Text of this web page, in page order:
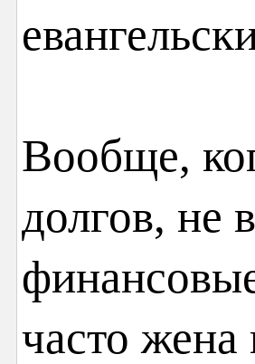
Вообще,
долгов, не
часто жена